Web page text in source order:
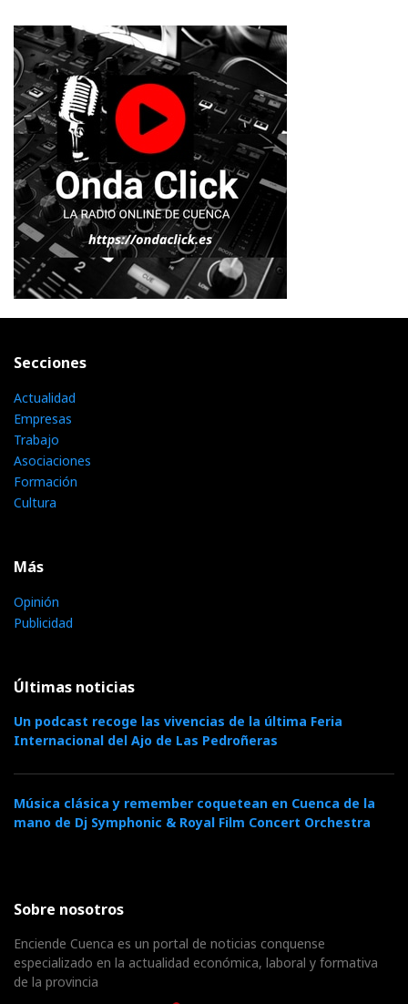
Secciones
Actualidad
Empresas
Trabajo
Asociaciones
Formación
Cultura
Más
Opinión
Publicidad
Últimas noticias
Un podcast recoge las vivencias de la última Feria
Internacional del Ajo de Las Pedroñeras
Música clásica y remember coquetean en Cuenca de la
mano de Dj Symphonic & Royal Film Concert Orchestra
Sobre nosotros
Enciende Cuenca es un portal de noticias conquense
especializado en la actualidad económica, laboral y formativa
de la provincia